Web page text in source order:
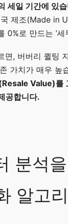
세일 기간에 있
제조(Made in
0%로 만드는 ‘
면, 버버리 퀼팅
가치가 매우 높
Value)를
공합니다.
분석
알고